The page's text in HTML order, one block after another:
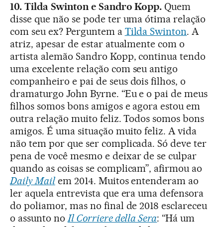
10. Tilda Swinton e Sandro Kopp.Quem
disse que não se pode ter uma ótima relação
com seu ex? Perguntem a Tilda Swinton. A
atriz, apesar de estar atualmente com o
artista alemão Sandro Kopp, continua tendo
uma excelente relação com seu antigo
companheiro e pai de seus dois filhos, o
dramaturgo John Byrne. “Eu e o pai de meus
filhos somos bons amigos e agora estou em
outra relação muito feliz. Todos somos bons
amigos. É uma situação muito feliz. A vida
não tem por que ser complicada. Só deve ter
pena de você mesmo e deixar de se culpar
quando as coisas se complicam”, afirmou ao
Daily Mailem 2014. Muitos entenderam ao
ler aquela entrevista que era uma defensora
do poliamor, mas no final de 2018 esclareceu
o assunto noIl Corriere della Sera: “Há um